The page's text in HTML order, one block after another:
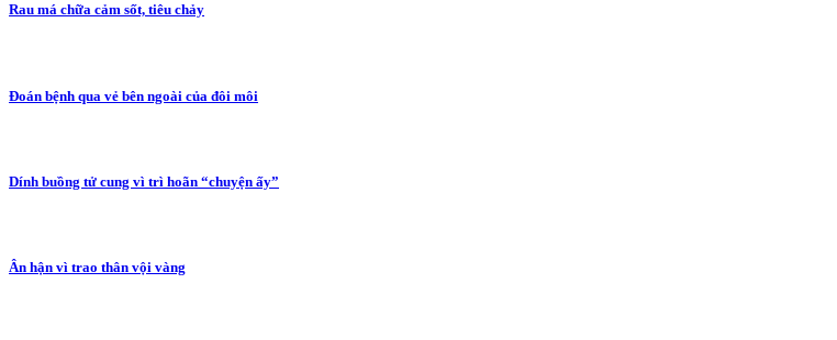
Rau má chữa cảm sốt, tiêu chảy
Đoán bệnh qua vẻ bên ngoài của đôi môi
Dính buồng tử cung vì trì hoãn “chuyện ấy”
Ân hận vì trao thân vội vàng